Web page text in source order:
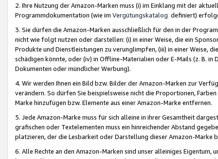
2. Ihre Nutzung der Amazon-Marken muss (i) im Einklang mit der
Programmdokumentation (wie im Vergütungskatalog definiert)
3. Sie dürfen die Amazon-Marken ausschließlich für den in der
nicht wie folgt nutzen oder darstellen: (i) in einer Weise, die ein
Produkte und Dienstleistungen zu verunglimpfen, (iii) in einer Weise,
schädigen könnte, oder (iv) in Offline-Materialien oder E-Mails (z. B. in
Dokumenten oder mündlicher Werbung).
4. Wir werden Ihnen ein Bild bzw. Bilder der Amazon-Marken zur
verändern. So dürfen Sie beispielsweise nicht die Proportionen,
Marke hinzufügen bzw. Elemente aus einer Amazon-Marke entfernen.
5. Jede Amazon-Marke muss für sich alleine in ihrer Gesamtheit
grafischen oder Textelementen muss ein hinreichender Abstand
platzieren, der die Lesbarkeit oder Darstellung dieser Amazon-Marke
6. Alle Rechte an den Amazon-Marken sind unser alleiniges